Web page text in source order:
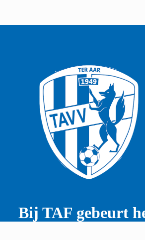
Bij TAF gebeurt